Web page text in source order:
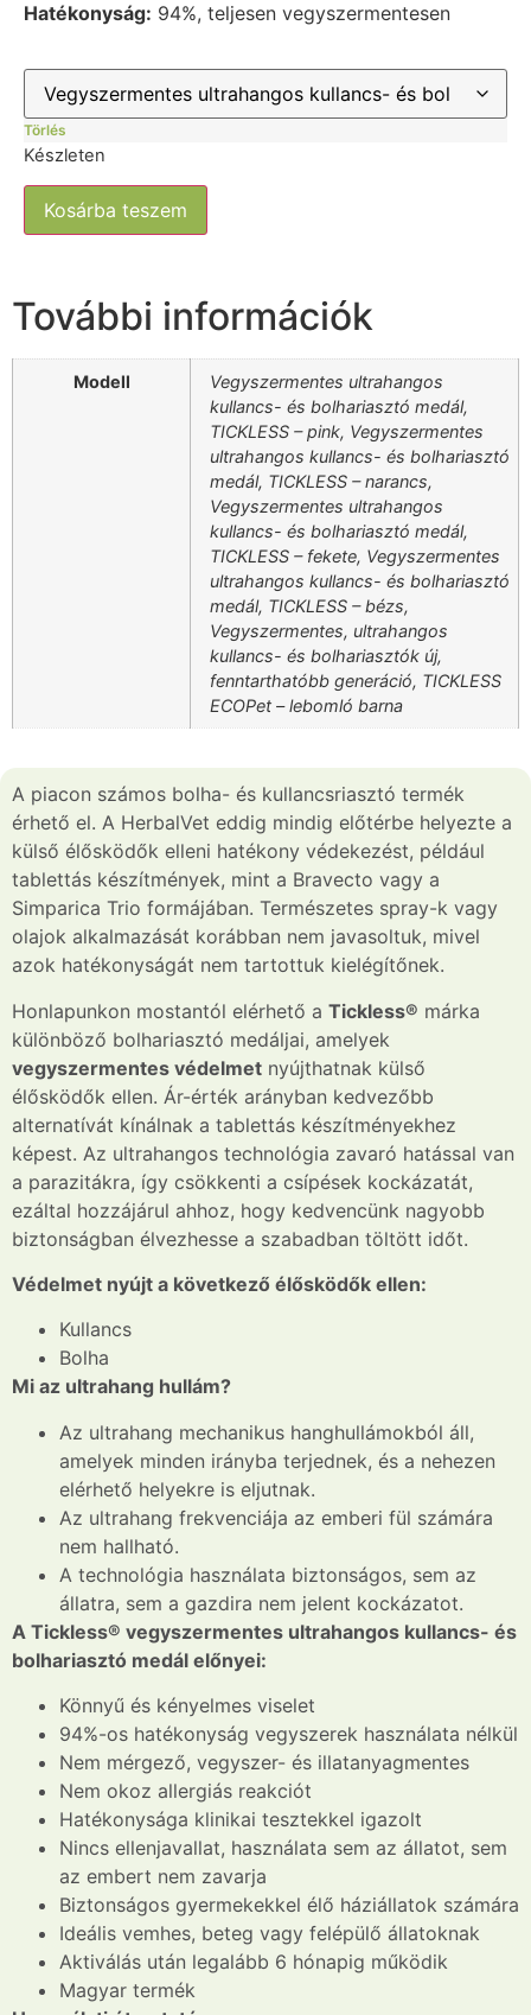
Hatékonyság: 94%, teljesen vegyszermentesen
Törlés
Készleten
Kosárba teszem
További információk
Modell
Vegyszermentes ultrahangos
kullancs- és bolhariasztó medál,
TICKLESS – pink, Vegyszermentes
ultrahangos kullancs- és bolhariasztó
medál, TICKLESS – narancs,
Vegyszermentes ultrahangos
kullancs- és bolhariasztó medál,
TICKLESS – fekete, Vegyszermentes
ultrahangos kullancs- és bolhariasztó
medál, TICKLESS – bézs,
Vegyszermentes, ultrahangos
kullancs- és bolhariasztók új,
fenntarthatóbb generáció, TICKLESS
ECOPet – lebomló barna
A piacon számos bolha- és kullancsriasztó termék
érhető el. A HerbalVet eddig mindig előtérbe helyezte a
külső élősködők elleni hatékony védekezést, például
tablettás készítmények, mint a Bravecto vagy a
Simparica Trio formájában. Természetes spray-k vagy
olajok alkalmazását korábban nem javasoltuk, mivel
azok hatékonyságát nem tartottuk kielégítőnek.
Honlapunkon mostantól elérhető a Tickless® márka
különböző bolhariasztó medáljai, amelyek
vegyszermentes védelmet nyújthatnak külső
élősködők ellen. Ár-érték arányban kedvezőbb
alternatívát kínálnak a tablettás készítményekhez
képest. Az ultrahangos technológia zavaró hatással van
a parazitákra, így csökkenti a csípések kockázatát,
ezáltal hozzájárul ahhoz, hogy kedvencünk nagyobb
biztonságban élvezhesse a szabadban töltött időt.
Védelmet nyújt a következő élősködők ellen:
Kullancs
Bolha
Mi az ultrahang hullám?
Az ultrahang mechanikus hanghullámokból áll,
amelyek minden irányba terjednek, és a nehezen
elérhető helyekre is eljutnak.
Az ultrahang frekvenciája az emberi fül számára
nem hallható.
A technológia használata biztonságos, sem az
állatra, sem a gazdira nem jelent kockázatot.
A Tickless® vegyszermentes ultrahangos kullancs- és
bolhariasztó medál előnyei:
Könnyű és kényelmes viselet
94%-os hatékonyság vegyszerek használata nélkül
Nem mérgező, vegyszer- és illatanyagmentes
Nem okoz allergiás reakciót
Hatékonysága klinikai tesztekkel igazolt
Nincs ellenjavallat, használata sem az állatot, sem
az embert nem zavarja
Biztonságos gyermekekkel élő háziállatok számára
Ideális vemhes, beteg vagy felépülő állatoknak
Aktiválás után legalább 6 hónapig működik
Magyar termék